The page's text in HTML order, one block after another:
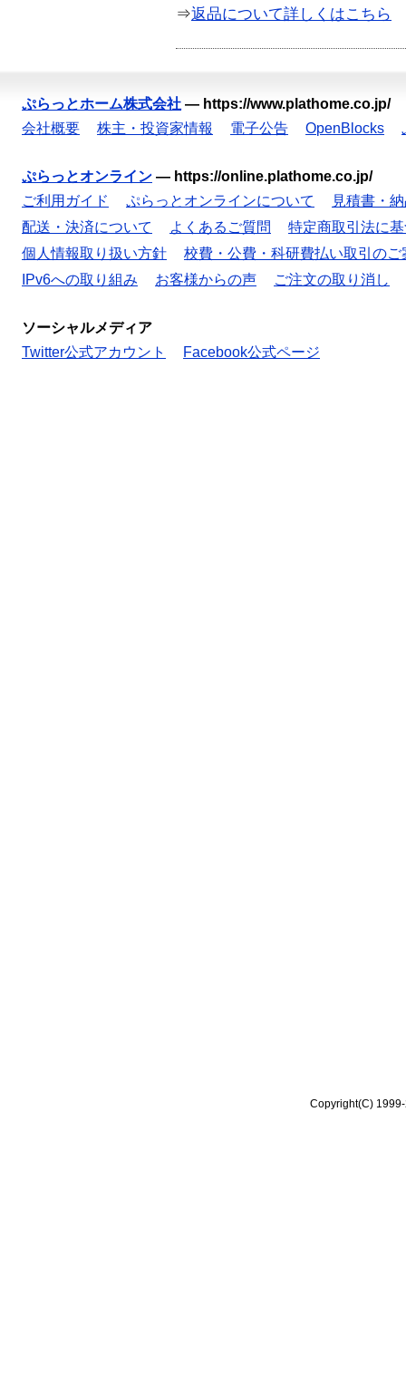
⇒返品について詳しくはこちら
ぷらっとホーム株式会社 — https://www.plathome.co.jp/
会社概要
株主・投資家情報 電子公告 OpenBlocks
ぷらっとオンライン — https://online.plathome.co.jp/
ご利用ガイド
ぷらっとオンラインについて
見積書・
配送・決済について
よくあるご質問
特定商取引法に
個人情報取り扱い方針
校費・公費・科研費払い取引のご
IPv6への取り組み
お客様からの声 ご注文の取り消し
ソーシャルメディア
Twitter公式アカウント
Facebook公式ページ
Copyright(C)